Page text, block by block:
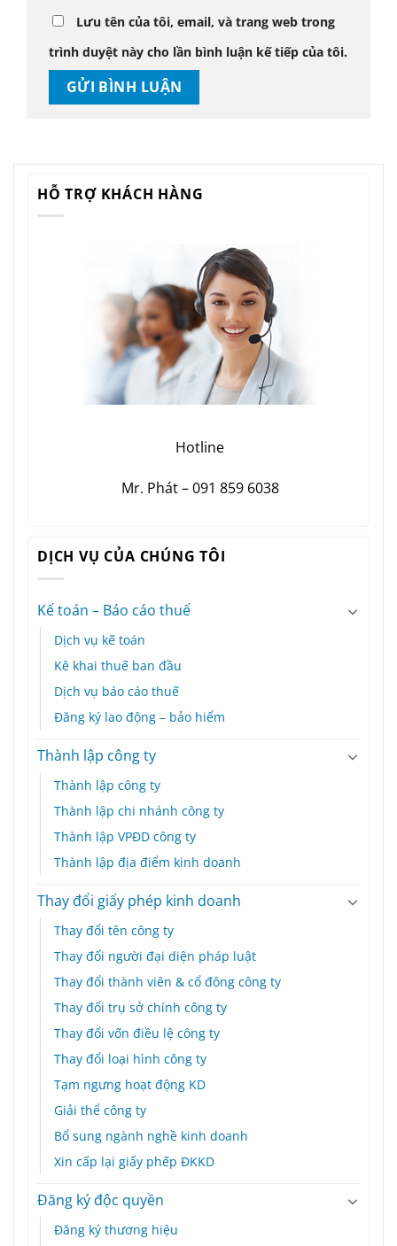
HỖ TRỢ KHÁCH HÀNG
Hotline
Mr. Phát – 091 859 6038
DỊCH VỤ CỦA CHÚNG TÔI
Kế toán – Báo cáo thuế
Dịch vụ kế toán
Kê khai thuế ban đầu
Dịch vụ báo cáo thuế
Đăng ký lao động – bảo hiểm
Thành lập công ty
Thành lập công ty
Thành lập chi nhánh công ty
Thành lập VPĐD công ty
Thành lập địa điểm kinh doanh
Thay đổi giấy phép kinh doanh
Thay đổi tên công ty
Thay đổi người đại diện pháp luật
Thay đổi thành viên & cổ đông công ty
Thay đổi trụ sở chính công ty
Thay đổi vốn điều lệ công ty
Thay đổi loại hình công ty
Tạm ngưng hoạt động KD
Giải thể công ty
Bổ sung ngành nghề kinh doanh
Xin cấp lại giấy phếp ĐKKD
Đăng ký độc quyền
Đăng ký thương hiệu
Lưu tên của tôi, email, và trang web trong
trình duyệt này cho lần bình luận kế tiếp của tôi.